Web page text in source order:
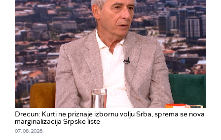
Drecun: Kurti ne priznaje izbornu volju Srba, sprema se nova
marginalizacija Srpske liste
07. 08. 2026.